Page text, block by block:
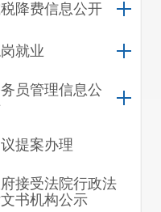
降费信息公开
就业
员管理信息公
提案办理
接受法院行政法
书机构公示